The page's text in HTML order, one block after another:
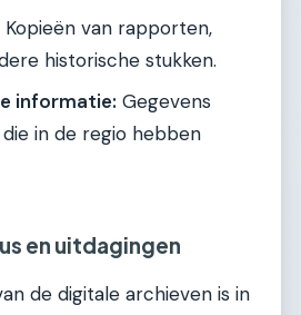
Kopieën van rapporten,
historische stukken.
informatie: Gegevens
in de regio hebben
en uitdagingen
de digitale archieven is in